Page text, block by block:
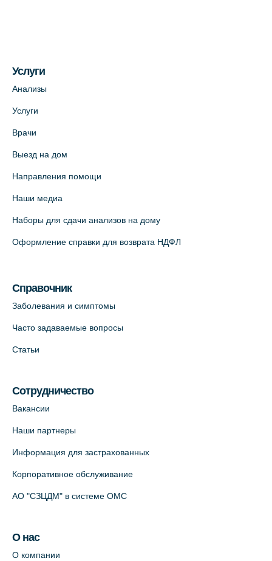
Услуги
Анализы
Услуги
Врачи
Выезд на дом
Направления помощи
Наши медиа
Наборы для сдачи анализов на дому
Оформление справки для возврата НДФЛ
Справочник
Заболевания и симптомы
Часто задаваемые вопросы
Статьи
Сотрудничество
Вакансии
Наши партнеры
Информация для застрахованных
Корпоративное обслуживание
АО "СЗЦДМ" в системе ОМС
О нас
О компании